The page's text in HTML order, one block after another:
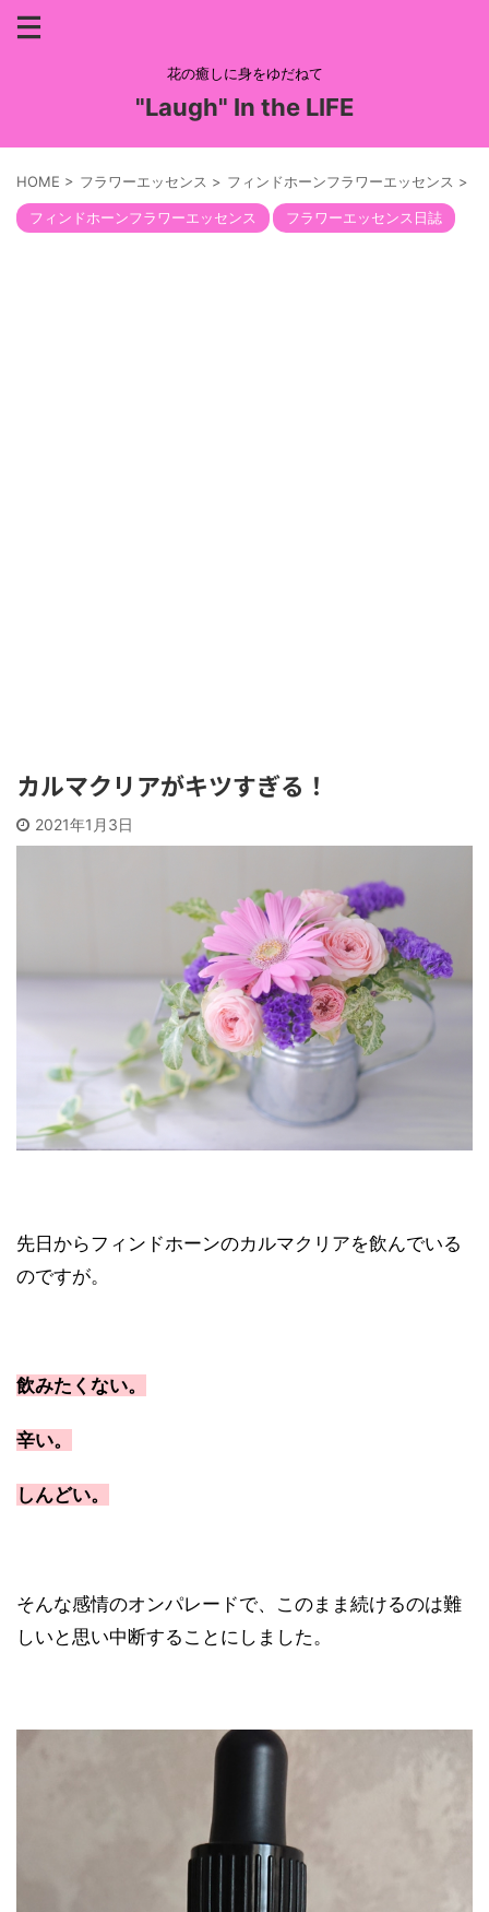
花の癒しに身をゆだねて
"Laugh" In the LIFE
HOME > フラワーエッセンス > フィンドホーンフラワーエッセンス >
フィンドホーンフラワーエッセンス フラワーエッセンス日誌
カルマクリアがキツすぎる！
2021年1月3日
先日からフィンドホーンのカルマクリアを飲んでいる
のですが。
飲みたくない。
辛い。
しんどい。
そんな感情のオンパレードで、このまま続けるのは難
しいと思い中断することにしました。